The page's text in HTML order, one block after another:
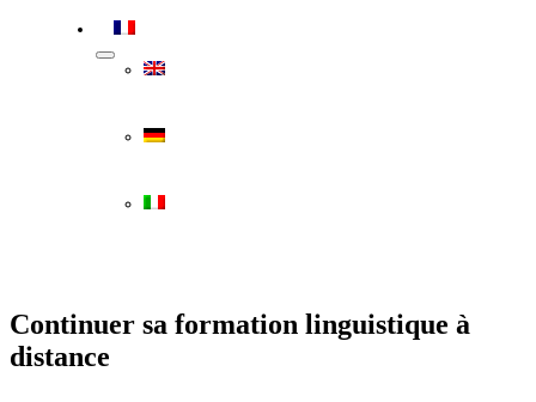
Continuer sa formation linguistique à
distance